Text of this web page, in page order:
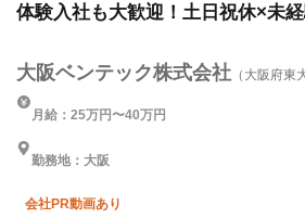
体験入社も大歓迎！土日祝休×未
大阪ベンテック株式会社 （大阪府東
号）
月給：25万円〜40万円
勤務地：大阪
会社PR動画あり